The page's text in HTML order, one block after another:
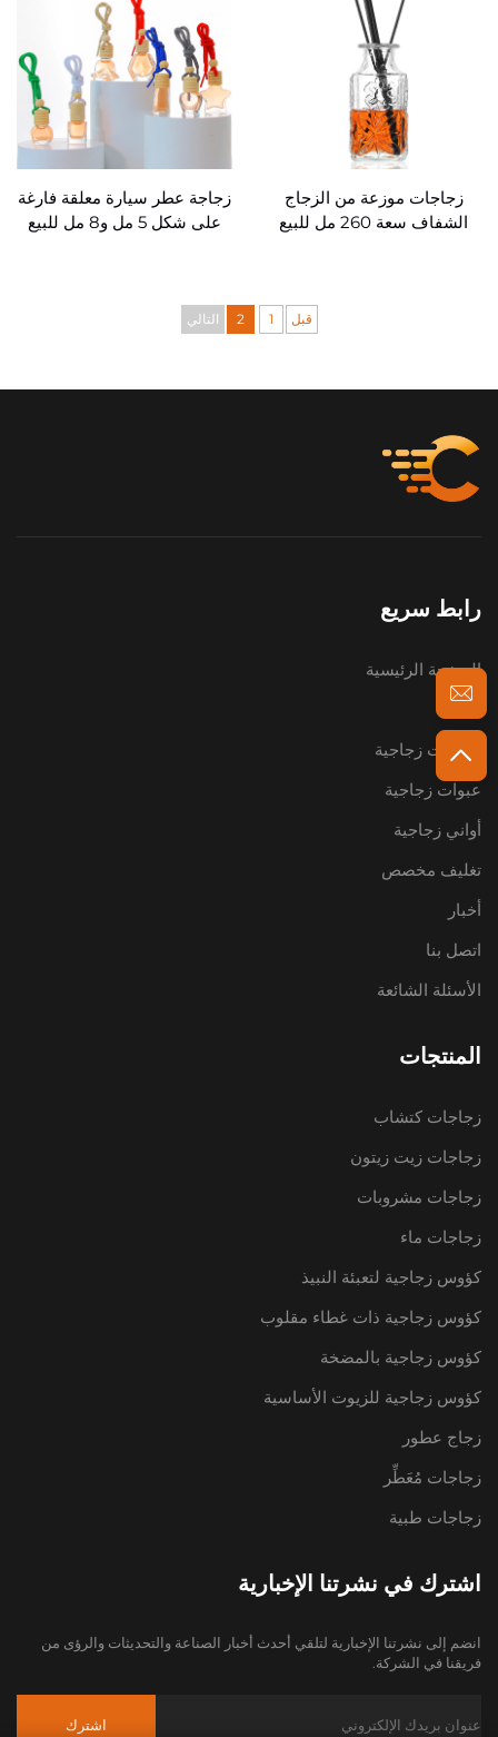
زجاجات موزعة من الزجاج
الشفاف سعة 260 مل للبيع
زجاجة عطر سيارة معلقة فارغة
على شكل 5 مل و8 مل للبيع
قبل 1
2 التالي
رابط سريع
الصفحة الرئيسية
زجاجات زجاجية
عبوات زجاجية
أواني زجاجية
تغليف مخصص
أخبار
اتصل بنا
الأسئلة الشائعة
المنتجات
زجاجات كتشاب
زجاجات زيت زيتون
زجاجات مشروبات
زجاجات ماء
كؤوس زجاجية لتعبئة النبيذ
كؤوس زجاجية ذات غطاء مقلوب
كؤوس زجاجية بالمضخة
كؤوس زجاجية للزيوت الأساسية
زجاج عطور
زجاجات مُعَطِّر
زجاجات طبية
اشترك في نشرتنا الإخبارية
انضم إلى نشرتنا الإخبارية لتلقي أحدث أخبار الصناعة والتحديثات والرؤى من
فريقنا في الشركة.
اشترك